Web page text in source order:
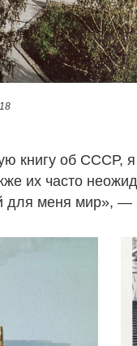
книгу об СССР,
их часто
для меня мир»,